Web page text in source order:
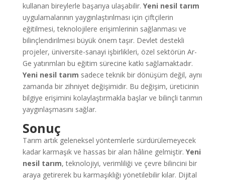
kullanan bireylerle başarıya ulaşabilir. Yeni nesil tarım
uygulamalarının yaygınlaştırılması için çiftçilerin
eğitilmesi, teknolojilere erişimlerinin sağlanması ve
bilinçlendirilmesi büyük önem taşır. Devlet destekli
projeler, üniversite-sanayi işbirlikleri, özel sektörün Ar-
Ge yatırımları bu eğitim sürecine katkı sağlamaktadır.
Yeni nesil tarım sadece teknik bir dönüşüm değil, aynı
zamanda bir zihniyet değişimidir. Bu değişim, üreticinin
bilgiye erişimini kolaylaştırmakla başlar ve bilinçli tarımın
yaygınlaşmasını sağlar.
Sonuç
Tarım artık geleneksel yöntemlerle sürdürülemeyecek
kadar karmaşık ve hassas bir alan hâline gelmiştir. Yeni
nesil tarım, teknolojiyi, verimliliği ve çevre bilincini bir
araya getirerek bu karmaşıklığı yönetilebilir kılar. Dijital